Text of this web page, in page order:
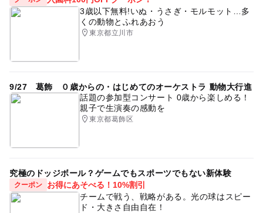
3歳以下無料!いぬ・うさぎ・モルモット…多
くの動物とふれあおう
東京都立川市
9/27 葛飾 ０歳からの・はじめてのオーケストラ 動物大行進
話題の参加型コンサート 0歳から楽しめる！
親子で生演奏の感動を
東京都葛飾区
究極のドッジボール？ゲームでもスポーツでもない新体験
クーポン
お得にあそべる！10%割引
チームで戦う、戦略がある。光の球はスピー
ド・大きさ自由自在！